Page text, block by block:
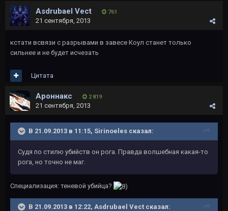
Asdrubael Vect 761
21 сентября, 2013
кстати всвязи с разрывами в завесе Коул станет только
сильнее и не будет исчезать
Цитата
Ароннакс 2 819
21 сентября, 2013
В 21.09.2013 в 11:15, Sirinoeles сказал:
Судя по стилю убийств он рога. Правда волшебная какая-то
рога, но точно не маг.
Специализация: теневой убийца?
В 21.09.2013 в 12:22, Asdrubael Vect сказал: